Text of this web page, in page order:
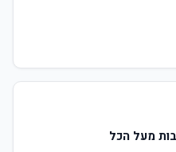
מעל הכל